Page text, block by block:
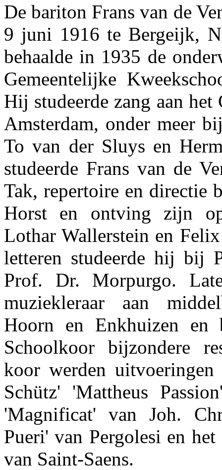
De bariton Frans van de
9 juni 1916 te Bergeijk,
behaalde in 1935 de
Gemeentelijke
Hij studeerde zang aan het
Amsterdam, onder meer
To van der Sluys en
studeerde Frans van de
Tak, repertoire en directie
Horst en ontving zijn
Lothar Wallerstein en
letteren studeerde hij bij
Prof. Dr. Morpurgo.
muziekleraar aan
Hoorn en Enkhuizen en
Schoolkoor bijzondere
koor werden uitvoeringen
Schütz' 'Mattheus
'Magnificat' van Joh.
Pueri' van Pergolesi en
van Saint-Saens.